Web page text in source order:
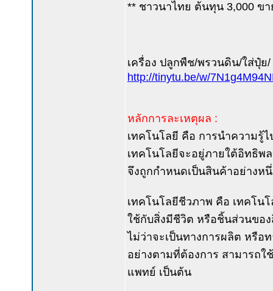
** ชาวนาไทย ต้นทุน 3,000 ขา
เครื่อง ปลูกพืช/พรวนดิน/ใส่ปุ๋ย
http://tinytu.be/w/
หลักการละเหตุผล :
เทคโนโลยี คือ การนำความรู้
เทคโนโลยีจะอยู่ภายใต้อิทธิพ
จึงถูกกำหนดเป็นสินค้าอย่างห
เทคโนโลยีชีวภาพ คือ เทคโน
ใช้กับสิ่งมีชีวิต หรือชิ้นส่วนขอ
ไม่ว่าจะเป็นทางการผลิต หรือ
อย่างตามที่ต้องการ สามารถใ
แพทย์ เป็นต้น